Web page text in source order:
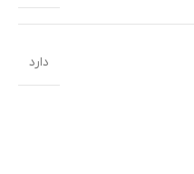
دارد